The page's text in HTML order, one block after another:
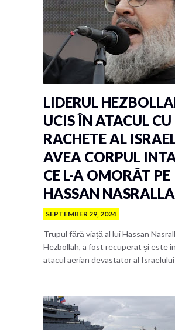
LIDERUL
UCIS ÎN ATACUL CU
RACHETE AL
AVEA CORPUL
CE L-A OMORÂT PE
HASSAN
SEPTEMBER 29, 2024
Trupul fără viață al lui Hassan
Hezbollah, a fost recuperat și este
atacul aerian devastator al Israelului